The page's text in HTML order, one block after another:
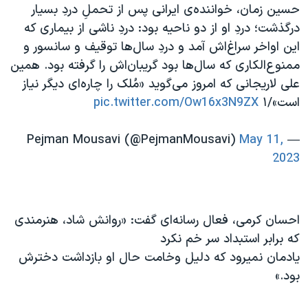
حسین زمان، خواننده‌ی ایرانی پس از تحملِ دردِ بسیار
درگذشت؛ دردِ او از دو ناحیه بود: دردِ ناشی از بیماری که
این اواخر سراغ‌اش آمد و دردِ سال‌ها توقیف و سانسور و
ممنوع‌الکاری که سال‌ها بود گریبان‌اش را گرفته بود. همین
علی لاریجانی که امروز می‌گوید «مُلک را چاره‌ای دیگر نیاز
است»/۱ pic.twitter.com/Ow16x3N9ZX
— Pejman Mousavi (@PejmanMousavi)
May 11,
2023
احسان کرمی، فعال رسانه‌ای گفت: «روانش شاد، هنرمندی
که برابر استبداد سر خم نکرد
‏یادمان نمیرود که دلیل وخامت حال او بازداشت دخترش
بود.»